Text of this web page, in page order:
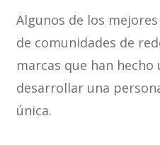
Algunos de los
de comunidades de
marcas que han
desarrollar una
única.